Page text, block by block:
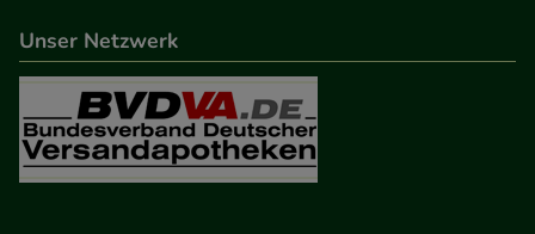
Medien übertragen werden.
Unser Netzwerk